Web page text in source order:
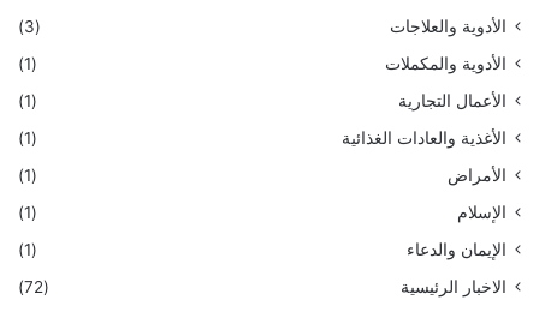
الأدوية والعلاجات
(3)
الأدوية والمكملات
(1)
الأعمال التجارية
(1)
الأغذية والعادات الغذائية
(1)
الأمراض
(1)
الإسلام
(1)
الإيمان والدعاء
(1)
الاخبار الرئيسية
(72)